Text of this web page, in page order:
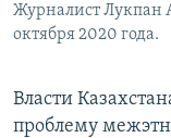
Журналист Лукпан
октября 2020 года.
Власти
проблему